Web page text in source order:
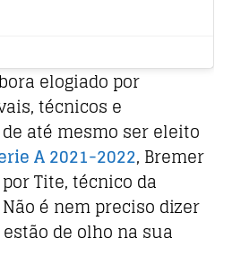
elogiado por
técnicos e
até mesmo ser eleito
A 2021-2022, Bremer
Tite, técnico da
é nem preciso dizer
de olho na sua